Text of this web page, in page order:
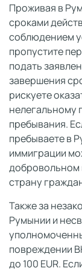
Проживая в
сроками
соблюдением
пропустите
подать
завершения
рискуете
нелегальному
пребывания.
пребываете в
иммиграции
добровольном
страну
Также за
Румынии и
повреждении
до 100 EUR.